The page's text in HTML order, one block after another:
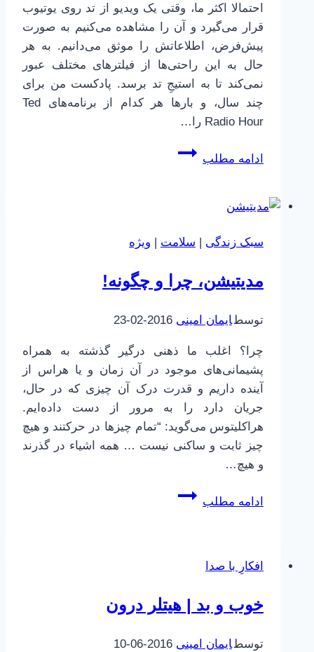
احتمالا اکثر ما، وقتی یک ویدیو از تد روی یوتیوب
قرار می‌گیرد و آن را مشاهده می‌کنیم به صورت
پیش‌فرض، اطلاعاتش را موثق می‌دانیم. به هر
حال به این راحتی‌ها از فیلترهای مختلف عبور
نمی‌کند تا به استیجِ تد برسد. پادکست من برای
چند سال، و بارها هر کدام از برنامه‌های Ted
Radio Hour را…
ادامه مطلب
تد،
ما سبک زندگی | سلامت | ویژه
مدیتیشن، چرا و چگونه!
توسطایمان امینی 2016-02-23
چرا؟ اغلب ما ذهنی درگیر گذشته به همراه
پشیمانی‌های موجود در آن زمان و یا هراس از
آینده داریم و قدرت درک آن چیزی که در حال،
جریان دارد را به مرور از دست داده‌ایم.
هراکلیتوس می‌گوید: “تمام چیزها در حرکتند و هیچ
چیز ثابت و ساکنی نیست … همه اشیاء در گذرند
و هیچ…
ادامه مطلب
مدیتیشن،
افکارِ با صدا
خوب و بد | هیتلر درون
توسطایمان امینی 2016-06-10